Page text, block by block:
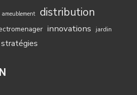
ameublement distribution
innovations jardin
stratégies